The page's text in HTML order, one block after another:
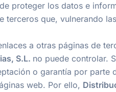
proteger los datos e
terceros que, vulnerando
a otras páginas de
S.L. no puede controlar.
o garantía por parte
web. Por ello,